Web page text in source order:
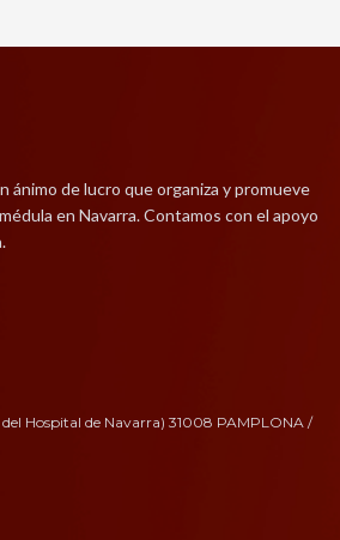
ánimo de lucro que organiza y promueve
en Navarra. Contamos con el apoyo
Hospital de Navarra) 31008 PAMPLONA /